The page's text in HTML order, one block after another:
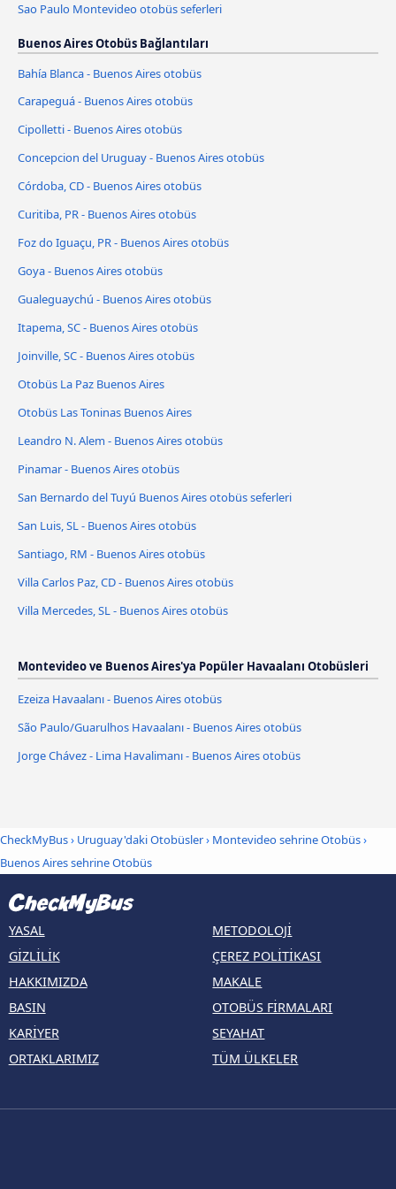
Sao Paulo Montevideo otobüs seferleri
Buenos Aires Otobüs Bağlantıları
Bahía Blanca - Buenos Aires otobüs
Carapeguá - Buenos Aires otobüs
Cipolletti - Buenos Aires otobüs
Concepcion del Uruguay - Buenos Aires otobüs
Córdoba, CD - Buenos Aires otobüs
Curitiba, PR - Buenos Aires otobüs
Foz do Iguaçu, PR - Buenos Aires otobüs
Goya - Buenos Aires otobüs
Gualeguaychú - Buenos Aires otobüs
Itapema, SC - Buenos Aires otobüs
Joinville, SC - Buenos Aires otobüs
Otobüs La Paz Buenos Aires
Otobüs Las Toninas Buenos Aires
Leandro N. Alem - Buenos Aires otobüs
Pinamar - Buenos Aires otobüs
San Bernardo del Tuyú Buenos Aires otobüs seferleri
San Luis, SL - Buenos Aires otobüs
Santiago, RM - Buenos Aires otobüs
Villa Carlos Paz, CD - Buenos Aires otobüs
Villa Mercedes, SL - Buenos Aires otobüs
Montevideo ve Buenos Aires'ya Popüler Havaalanı Otobüsleri
Ezeiza Havaalanı - Buenos Aires otobüs
São Paulo/Guarulhos Havaalanı - Buenos Aires otobüs
Jorge Chávez - Lima Havalimanı - Buenos Aires otobüs
CheckMyBus› Uruguay'daki Otobüsler› Montevideo sehrine Otobüs›
Buenos Aires sehrine Otobüs
YASAL
GIZLILIK
HAKKIMIZDA
BASIN
KARIYER
ORTAKLARIMIZ
METODOLOJI
ÇEREZ POLITIKASI
MAKALE
OTOBÜS FIRMALARI
SEYAHAT
TÜM ÜLKELER